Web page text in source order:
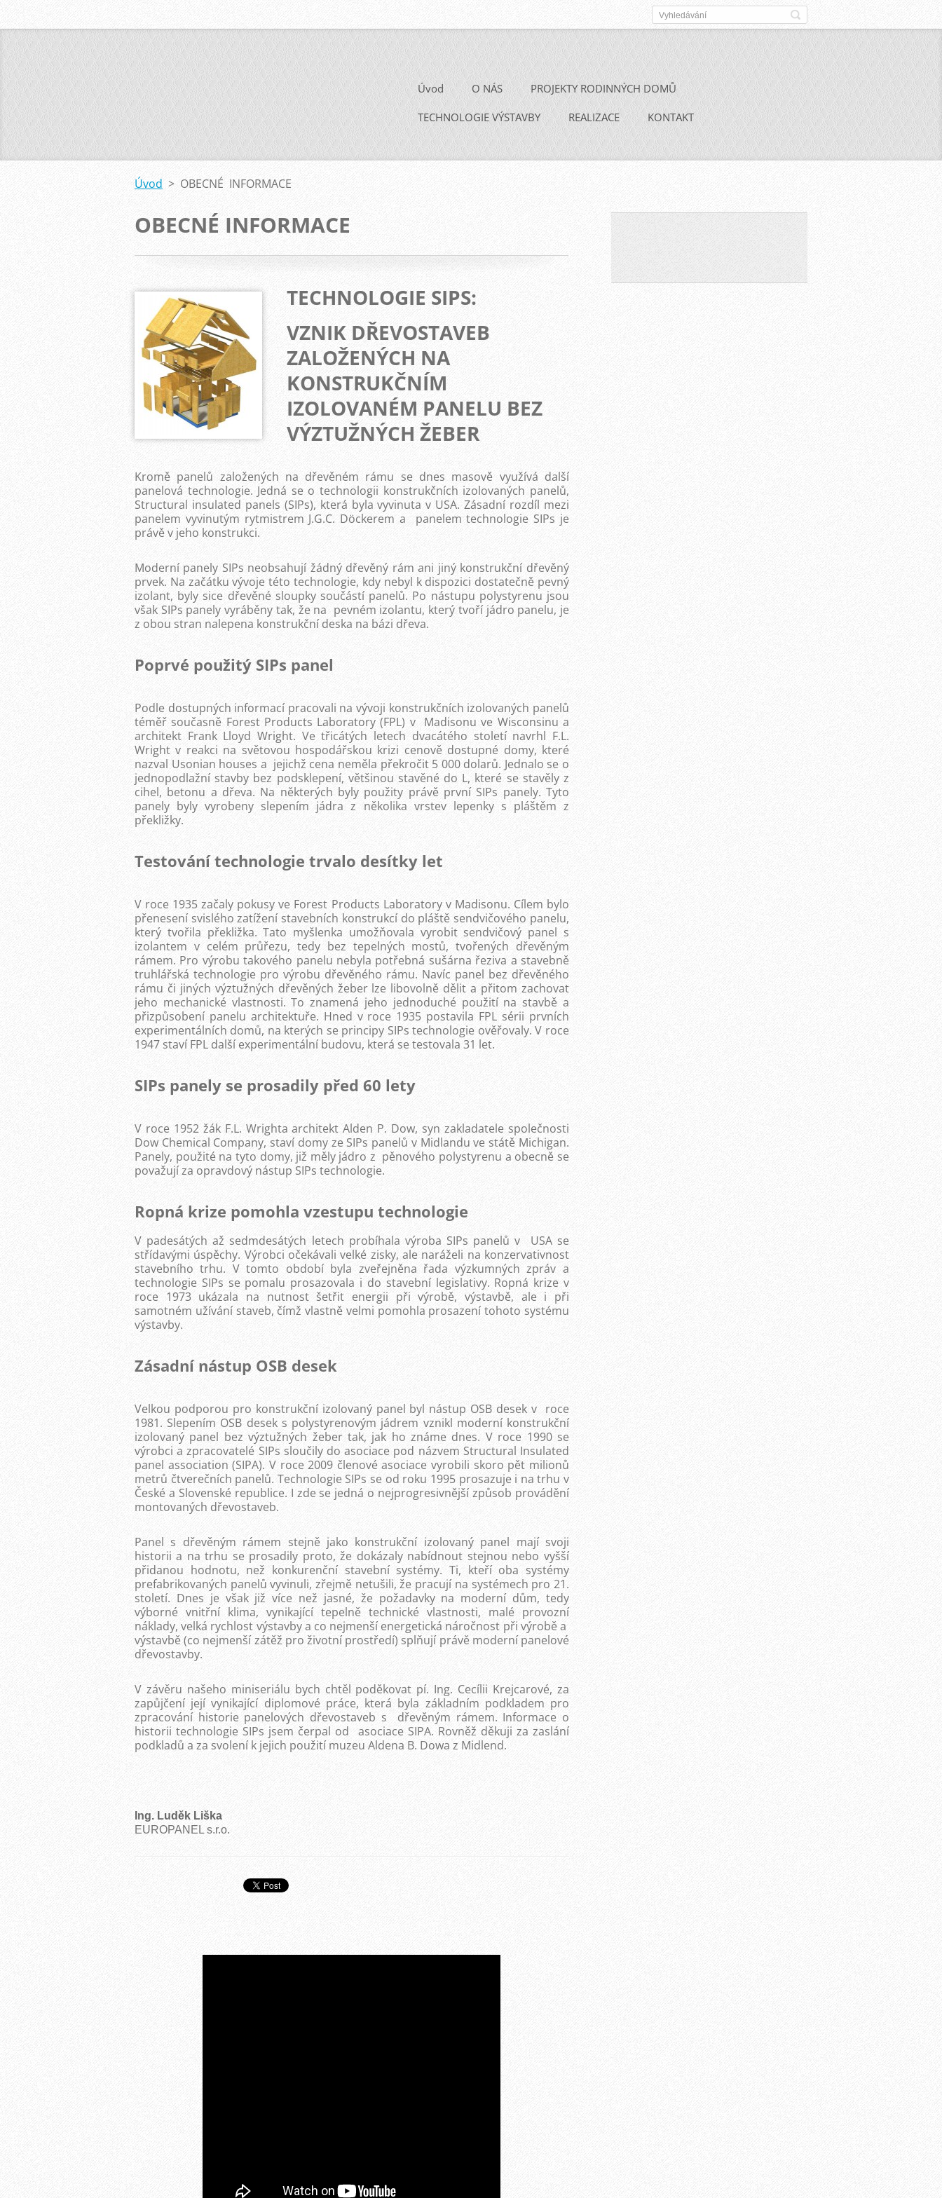
Úvod O NÁS PROJEKTY RODINNÝCH DOMŮ
TECHNOLOGIE VÝSTAVBY REALIZACE KONTAKT
Úvod > OBECNÉ INFORMACE
OBECNÉ INFORMACE
TECHNOLOGIE SIPS:
VZNIK DŘEVOSTAVEB
ZALOŽENÝCH NA
KONSTRUKČNÍM
IZOLOVANÉM PANELU BEZ
VÝZTUŽNÝCH ŽEBER
Kromě panelů založených na dřevěném rámu se dnes masově využívá další
panelová technologie. Jedná se o technologii konstrukčních izolovaných panelů,
Structural insulated panels (SIPs), která byla vyvinuta v USA. Zásadní rozdíl mezi
panelem vyvinutým rytmistrem J.G.C. Döckerem a panelem technologie SIPs je
právě v jeho konstrukci.
Moderní panely SIPs neobsahují žádný dřevěný rám ani jiný konstrukční dřevěný
prvek. Na začátku vývoje této technologie, kdy nebyl k dispozici dostatečně pevný
izolant, byly sice dřevěné sloupky součástí panelů. Po nástupu polystyrenu jsou
však SIPs panely vyráběny tak, že na pevném izolantu, který tvoří jádro panelu, je
z obou stran nalepena konstrukční deska na bázi dřeva.
Poprvé použitý SIPs panel
Podle dostupných informací pracovali na vývoji konstrukčních izolovaných panelů
téměř současně Forest Products Laboratory (FPL) v Madisonu ve Wisconsinu a
architekt Frank Lloyd Wright. Ve třicátých letech dvacátého století navrhl F.L.
Wright v reakci na světovou hospodářskou krizi cenově dostupné domy, které
nazval Usonian houses a jejichž cena neměla překročit 5 000 dolarů. Jednalo se o
jednopodlažní stavby bez podsklepení, většinou stavěné do L, které se stavěly z
cihel, betonu a dřeva. Na některých byly použity právě první SIPs panely. Tyto
panely byly vyrobeny slepením jádra z několika vrstev lepenky s pláštěm z
překližky.
Testování technologie trvalo desítky let
V roce 1935 začaly pokusy ve Forest Products Laboratory v Madisonu. Cílem bylo
přenesení svislého zatížení stavebních konstrukcí do pláště sendvičového panelu,
který tvořila překližka. Tato myšlenka umožňovala vyrobit sendvičový panel s
izolantem v celém průřezu, tedy bez tepelných mostů, tvořených dřevěným
rámem. Pro výrobu takového panelu nebyla potřebná sušárna řeziva a stavebně
truhlářská technologie pro výrobu dřevěného rámu. Navíc panel bez dřevěného
rámu či jiných výztužných dřevěných žeber lze libovolně dělit a přitom zachovat
jeho mechanické vlastnosti. To znamená jeho jednoduché použití na stavbě a
přizpůsobení panelu architektuře. Hned v roce 1935 postavila FPL sérii prvních
experimentálních domů, na kterých se principy SIPs technologie ověřovaly. V roce
1947 staví FPL další experimentální budovu, která se testovala 31 let.
SIPs panely se prosadily před 60 lety
V roce 1952 žák F.L. Wrighta architekt Alden P. Dow, syn zakladatele společnosti
Dow Chemical Company, staví domy ze SIPs panelů v Midlandu ve státě Michigan.
Panely, použité na tyto domy, již měly jádro z pěnového polystyrenu a obecně se
považují za opravdový nástup SIPs technologie.
Ropná krize pomohla vzestupu technologie
V padesátých až sedmdesátých letech probíhala výroba SIPs panelů v USA se
střídavými úspěchy. Výrobci očekávali velké zisky, ale naráželi na konzervativnost
stavebního trhu. V tomto období byla zveřejněna řada výzkumných zpráv a
technologie SIPs se pomalu prosazovala i do stavební legislativy. Ropná krize v
roce 1973 ukázala na nutnost šetřit energii při výrobě, výstavbě, ale i při
samotném užívání staveb, čímž vlastně velmi pomohla prosazení tohoto systému
výstavby.
Zásadní nástup OSB desek
Velkou podporou pro konstrukční izolovaný panel byl nástup OSB desek v roce
1981. Slepením OSB desek s polystyrenovým jádrem vznikl moderní konstrukční
izolovaný panel bez výztužných žeber tak, jak ho známe dnes. V roce 1990 se
výrobci a zpracovatelé SIPs sloučily do asociace pod názvem Structural Insulated
panel association (SIPA). V roce 2009 členové asociace vyrobili skoro pět milionů
metrů čtverečních panelů. Technologie SIPs se od roku 1995 prosazuje i na trhu v
České a Slovenské republice. I zde se jedná o nejprogresivnější způsob provádění
montovaných dřevostaveb.
Panel s dřevěným rámem stejně jako konstrukční izolovaný panel mají svoji
historii a na trhu se prosadily proto, že dokázaly nabídnout stejnou nebo vyšší
přidanou hodnotu, než konkurenční stavební systémy. Ti, kteří oba systémy
prefabrikovaných panelů vyvinuli, zřejmě netušili, že pracují na systémech pro 21.
století. Dnes je však již více než jasné, že požadavky na moderní dům, tedy
výborné vnitřní klima, vynikající tepelně technické vlastnosti, malé provozní
náklady, velká rychlost výstavby a co nejmenší energetická náročnost při výrobě a
výstavbě (co nejmenší zátěž pro životní prostředí) splňují právě moderní panelové
dřevostavby.
V závěru našeho miniseriálu bych chtěl poděkovat pí. Ing. Cecílii Krejcarové, za
zapůjčení její vynikající diplomové práce, která byla základním podkladem pro
zpracování historie panelových dřevostaveb s dřevěným rámem. Informace o
historii technologie SIPs jsem čerpal od asociace SIPA. Rovněž děkuji za zaslání
podkladů a za svolení k jejich použití muzeu Aldena B. Dowa z Midlend.
Ing. Luděk Liška
EUROPANEL s.r.o.